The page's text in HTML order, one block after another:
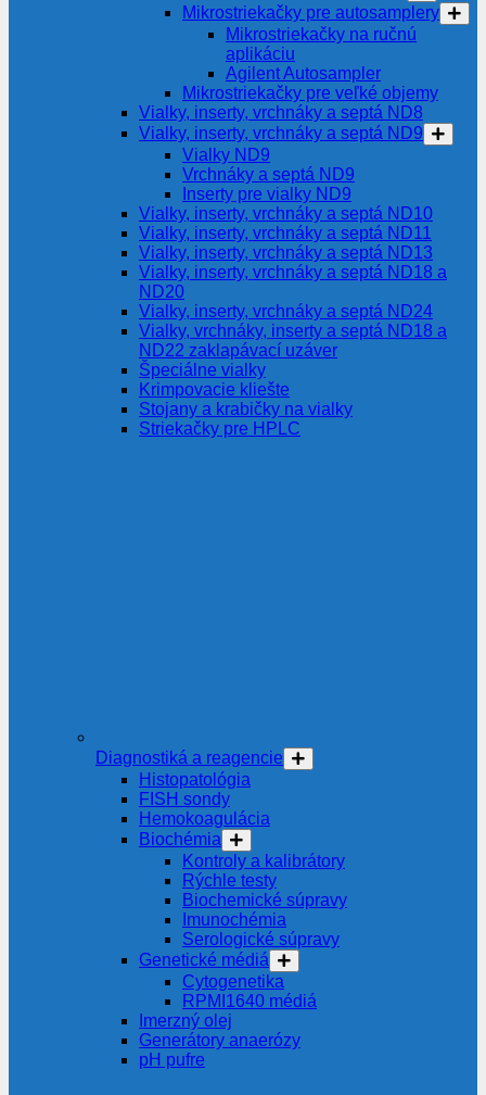
Mikrostriekačky pre autosamplery
Mikrostriekačky na ručnú
aplikáciu
Agilent Autosampler
Mikrostriekačky pre veľké objemy
Vialky, inserty, vrchnáky a septá ND8
Vialky, inserty, vrchnáky a septá ND9
Vialky ND9
Vrchnáky a septá ND9
Inserty pre vialky ND9
Vialky, inserty, vrchnáky a septá ND10
Vialky, inserty, vrchnáky a septá ND11
Vialky, inserty, vrchnáky a septá ND13
Vialky, inserty, vrchnáky a septá ND18 a
ND20
Vialky, inserty, vrchnáky a septá ND24
Vialky, vrchnáky, inserty a septá ND18 a
ND22 zaklapávací uzáver
Špeciálne vialky
Krimpovacie kliešte
Stojany a krabičky na vialky
Striekačky pre HPLC
Diagnostiká a reagencie
Histopatológia
FISH sondy
Hemokoagulácia
Biochémia
Kontroly a kalibrátory
Rýchle testy
Biochemické súpravy
Imunochémia
Serologické súpravy
Genetické médiá
Cytogenetika
RPMI1640 médiá
Imerzný olej
Generátory anaerózy
pH pufre